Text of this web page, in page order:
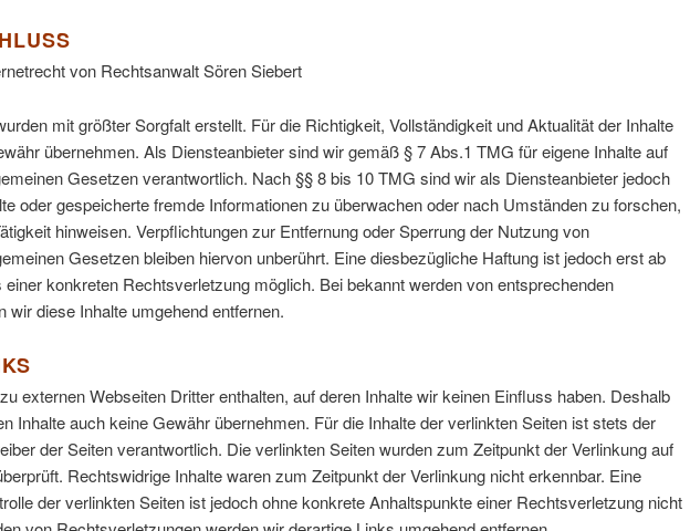
von Rechtsanwalt Sören Siebert
mit größter Sorgfalt erstellt. Für die Richtigkeit, Vollständigkeit und Aktualität der Inhalte
übernehmen. Als Diensteanbieter sind wir gemäß § 7 Abs.1 TMG für eigene Inhalte auf
Gesetzen verantwortlich. Nach §§ 8 bis 10 TMG sind wir als Diensteanbieter jedoch
oder gespeicherte fremde Informationen zu überwachen oder nach Umständen zu forschen,
hinweisen. Verpflichtungen zur Entfernung oder Sperrung der Nutzung von
Gesetzen bleiben hiervon unberührt. Eine diesbezügliche Haftung ist jedoch erst ab
konkreten Rechtsverletzung möglich. Bei bekannt werden von entsprechenden
wir diese Inhalte umgehend entfernen.
externen Webseiten Dritter enthalten, auf deren Inhalte wir keinen Einfluss haben. Deshalb
Inhalte auch keine Gewähr übernehmen. Für die Inhalte der verlinkten Seiten ist stets der
der Seiten verantwortlich. Die verlinkten Seiten wurden zum Zeitpunkt der Verlinkung auf
Rechtswidrige Inhalte waren zum Zeitpunkt der Verlinkung nicht erkennbar. Eine
der verlinkten Seiten ist jedoch ohne konkrete Anhaltspunkte einer Rechtsverletzung nicht